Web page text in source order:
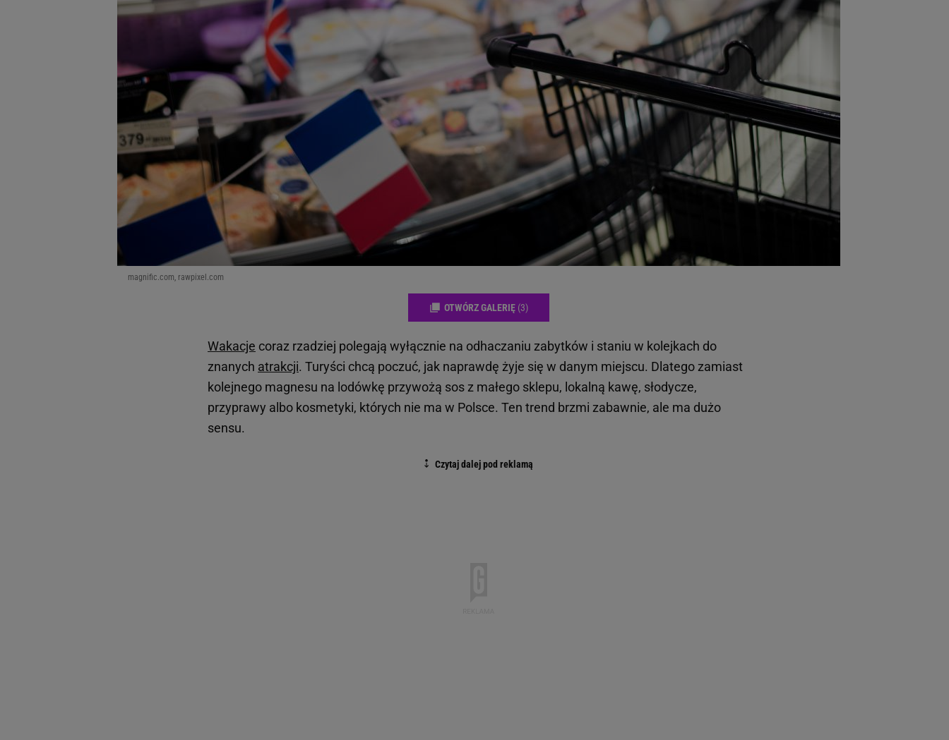
magnific.com, rawpixel.com
OTWÓRZ GALERIĘ (3)
Wakacje coraz rzadziej polegają wyłącznie na odhaczaniu zabytków i staniu w kolejkach do
znanych atrakcji. Turyści chcą poczuć, jak naprawdę żyje się w danym miejscu. Dlatego zamiast
kolejnego magnesu na lodówkę przywożą sos z małego sklepu, lokalną kawę, słodycze,
przyprawy albo kosmetyki, których nie ma w Polsce. Ten trend brzmi zabawnie, ale ma dużo
sensu.